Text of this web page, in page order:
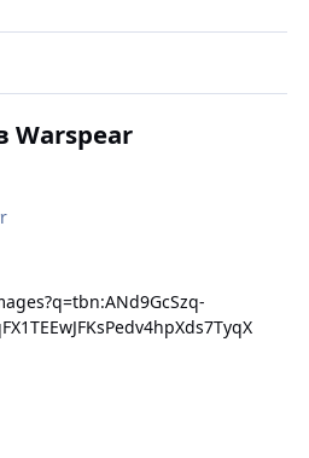
Warspear